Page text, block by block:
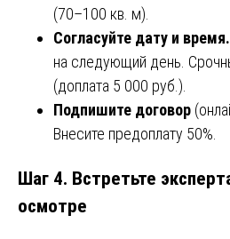
(70–100 кв. м).
Согласуйте дату и время.
на следующий день.
(доплата 5 000 руб.).
Подпишите договор
Внесите предоплату 50%.
Шаг 4. Встретьте
осмотре